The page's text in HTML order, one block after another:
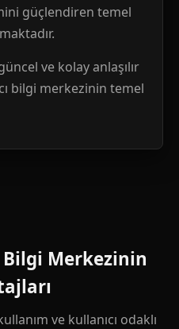
güçlendiren temel
ve kolay anlaşılır
bilgi merkezinin temel
Bilgi Merkezinin
ve kullanıcı odaklı